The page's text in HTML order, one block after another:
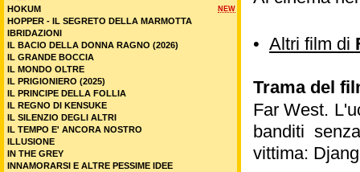
• Altri film di
Trama del
Far West.
banditi
vittima:
NEW
HOKUM
HOPPER - IL SEGRETO DELLA MARMOTTA
IBRIDAZIONI
IL BACIO DELLA DONNA RAGNO (2026)
IL GRANDE BOCCIA
IL MONDO OLTRE
IL PRIGIONIERO (2025)
IL PRINCIPE DELLA FOLLIA
IL REGNO DI KENSUKE
IL SILENZIO DEGLI ALTRI
IL TEMPO E' ANCORA NOSTRO
ILLUSIONE
IN THE GREY
INNAMORARSI E ALTRE PESSIME IDEE